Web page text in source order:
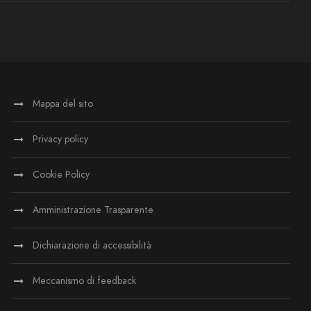
Mappa del sito
Privacy policy
Cookie Policy
Amministrazione Trasparente
Dichiarazione di accessibilità
Meccanismo di feedback